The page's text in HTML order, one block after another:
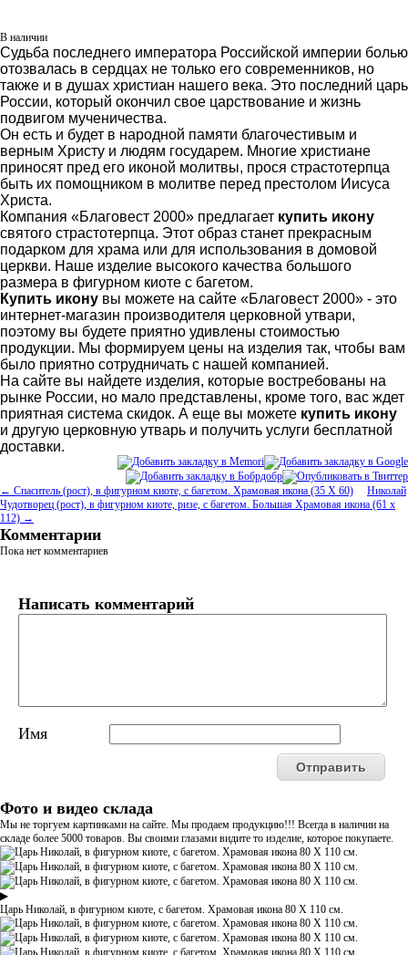
В наличии
Судьба последнего императора Российской империи болью
отозвалась в сердцах не только его современников, но
также и в душах христиан нашего века. Это последний царь
России, который окончил свое царствование и жизнь
подвигом мученичества.
Он есть и будет в народной памяти благочестивым и
верным Христу и людям государем. Многие христиане
приносят пред его иконой молитвы, прося страстотерпца
быть их помощником в молитве перед престолом Иисуса
Христа.
Компания «Благовест 2000» предлагает купить икону
святого страстотерпца. Этот образ станет прекрасным
подарком для храма или для использования в домовой
церкви. Наше изделие высокого качества большого
размера в фигурном киоте с багетом.
Купить икону вы можете на сайте «Благовест 2000» - это
интернет-магазин производителя церковной утвари,
поэтому вы будете приятно удивлены стоимостью
продукции. Мы формируем цены на изделия так, чтобы вам
было приятно сотрудничать с нашей компанией.
На сайте вы найдете изделия, которые востребованы на
рынке России, но мало представлены, кроме того, вас ждет
приятная система скидок. А еще вы можете купить икону
и другую церковную утварь и получить услуги бесплатной
доставки.
← Спаситель (рост), в фигурном киоте, с багетом. Храмовая икона (35 Х 60)
Николай
Чудотворец (рост), в фигурном киоте, ризе, с багетом. Большая Храмовая икона (61 х
112) →
Комментарии
Пока нет комментариев
Написать комментарий
Имя
Фото и видео склада
Мы не торгуем картинками на сайте. Мы продаем продукцию!!! Всегда в наличии на
складе более 5000 товаров. Вы своими глазами видите то изделие, которое покупаете.
▶
Царь Николай, в фигурном киоте, с багетом. Храмовая икона 80 Х 110 см.